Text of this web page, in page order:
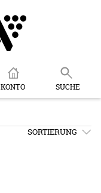
KONTO SUCHE
SORTIERUNG